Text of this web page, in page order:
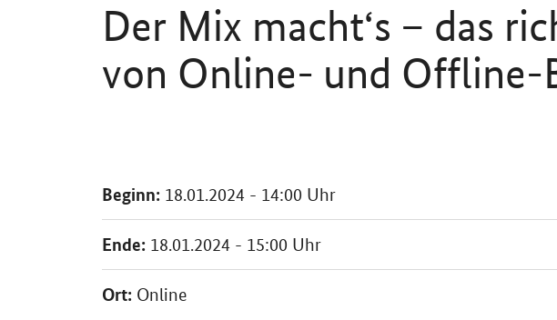
Der Mix macht‘s – das
von Online- und Offline-
Beginn: 18.01.2024 - 14:00 Uhr
Ende: 18.01.2024 - 15:00 Uhr
Ort: Online